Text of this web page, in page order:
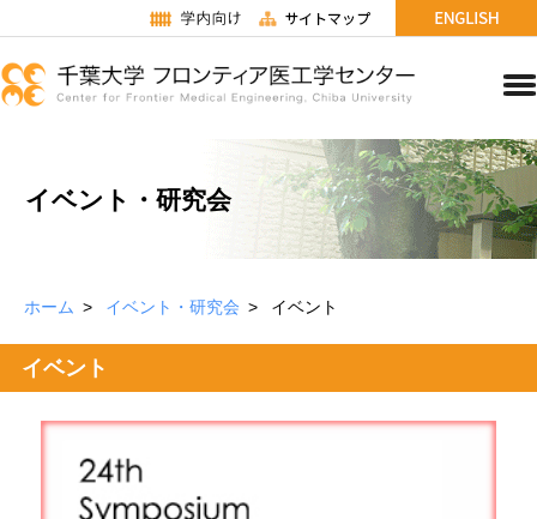
イベント・研究会
ホーム イベント・研究会 イベント
イベント